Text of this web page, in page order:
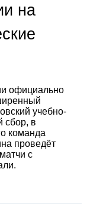
на
официально
учебно-
сбор, в
команда
проведёт
с